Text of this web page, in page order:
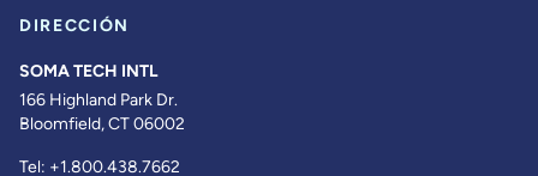
DIRECCIÓN
SOMA TECH INTL
166 Highland Park Dr.
Bloomfield, CT 06002
Tel: +1.800.438.7662